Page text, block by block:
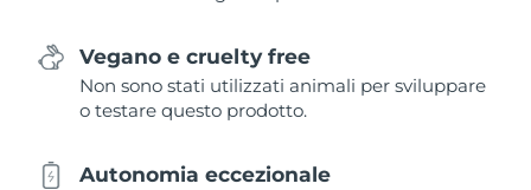
Vegano e cruelty free
Non sono stati utilizzati animali per sviluppare
o testare questo prodotto.
Autonomia eccezionale